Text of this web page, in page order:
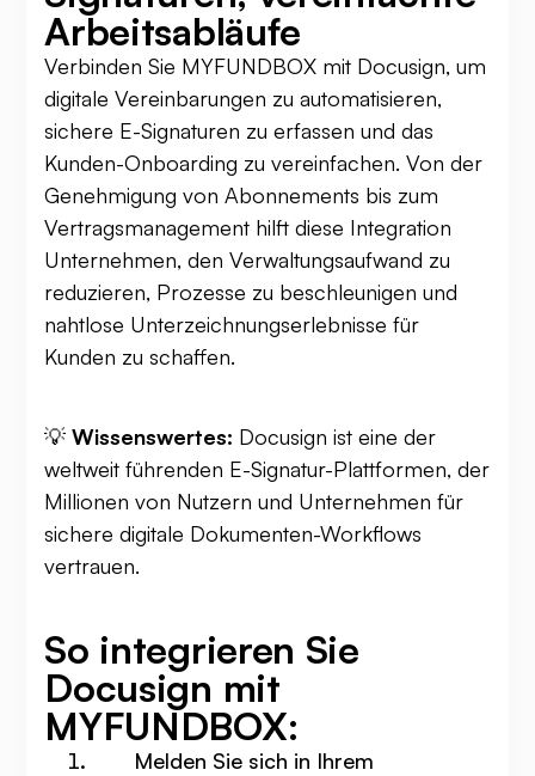
Arbeitsabläufe
Verbinden Sie MYFUNDBOX mit Docusign, um
digitale Vereinbarungen zu automatisieren,
sichere E-Signaturen zu erfassen und das
Kunden-Onboarding zu vereinfachen. Von der
Genehmigung von Abonnements bis zum
Vertragsmanagement hilft diese Integration
Unternehmen, den Verwaltungsaufwand zu
reduzieren, Prozesse zu beschleunigen und
nahtlose Unterzeichnungserlebnisse für
Kunden zu schaffen.
💡Wissenswertes: Docusign ist eine der
weltweit führenden E-Signatur-Plattformen, der
Millionen von Nutzern und Unternehmen für
sichere digitale Dokumenten-Workflows
vertrauen.
So integrieren Sie
Docusign mit
MYFUNDBOX:
Melden Sie sich in Ihrem